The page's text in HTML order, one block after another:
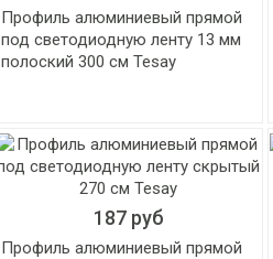
Профиль алюминиевый прямой
под светодиодную ленту 13 мм
полоский 300 см Tesay
187 руб
Профиль алюминиевый прямой